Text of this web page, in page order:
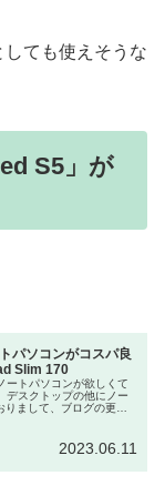
ても使えそうな
S5」が
パソコンがコスパ良
Slim 170
ートパソコンが欲しくて
デスクトップの他にノー
まして、ブログの更新
2023.06.11